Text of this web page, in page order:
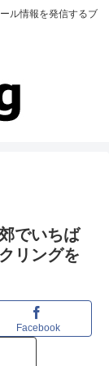
ル情報を発信するブ
でいちば
リングを
Facebook